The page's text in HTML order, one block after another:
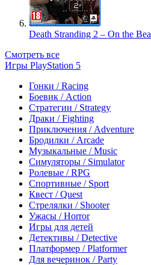
Death Stranding 2 – On the
Смотреть все
Игры PlayStation 5
Гонки / Racing
Боевик / Action
Стратегии / Strategy
Драки / Fighting
Приключения / Adventure
Бродилки / Arcade
Музыкальные / Music
Симуляторы / Simulator
Ролевые / RPG
Спортивные / Sport
Квест / Quest
Стрелялки / Shooter
Ужасы / Horror
Игры для детей
Детективы / Detective
Платформер / Platformer
Для вечеринок / Party